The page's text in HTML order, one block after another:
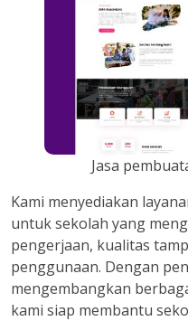
Jasa
Kami menyediakan
untuk sekolah yang
pengerjaan, kualitas
penggunaan. Dengan
mengembangkan
kami siap membantu